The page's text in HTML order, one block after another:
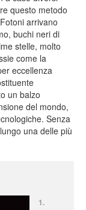
questo metodo
arrivano
buchi neri di
stelle, molto
come la
eccellenza
un balzo
del mondo,
Senza
una delle più
1.